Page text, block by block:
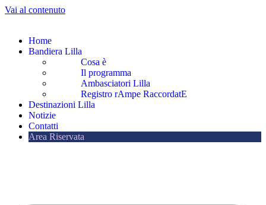
Vai al contenuto
Home
Bandiera Lilla
Cosa è
Il programma
Ambasciatori Lilla
Registro rAmpe RaccordatE
Destinazioni Lilla
Notizie
Contatti
Area Riservata